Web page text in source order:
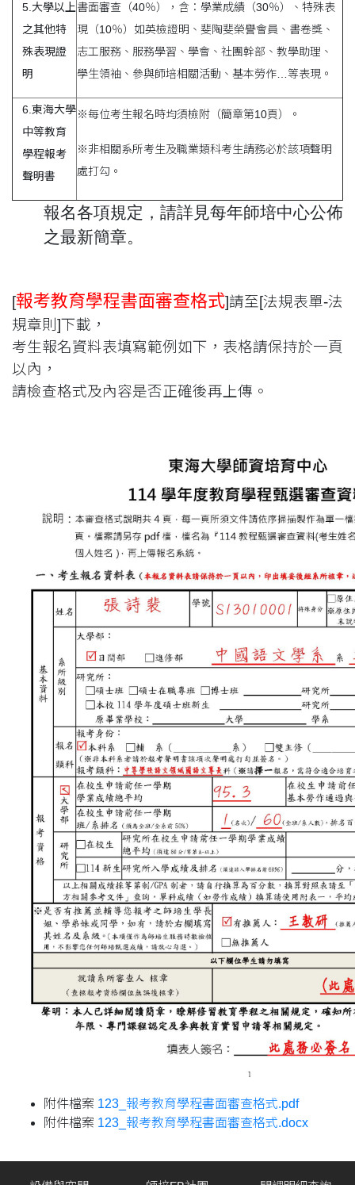
5.大學以上
之其他特
殊表現證
明
書面審查（40％），含：學業成績（30％）、特殊表
現（10％）如英檢證明、斐陶斐榮譽會員、書卷獎、
志工服務、服務學習、學會、社團幹部、教學助理、
學生領袖、參與師培相關活動、基本勞作…等表現。
6.東海大學
中等教育
學程報考
聲明書
※每位考生報名時均須檢附（簡章第10頁）。
※非相關系所考生及職業類科考生請務必於該項聲明
處打勾。
報名各項規定，請詳見每年師培中心公佈
之最新簡章。
[報考教育學程書面審查格式]請至[法規表單-法
規章則]下載，
考生報名資料表填寫範例如下，表格請保持於一頁
以內，
請檢查格式及內容是否正確後再上傳。
附件檔案 123_報考教育學程書面審查格式.pdf
附件檔案 123_報考教育學程書面審查格式.docx